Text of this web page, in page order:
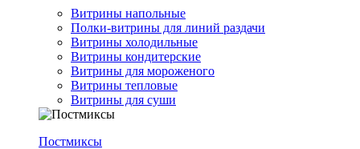
Витрины напольные
Полки-витрины для линий раздачи
Витрины холодильные
Витрины кондитерские
Витрины для мороженого
Витрины тепловые
Витрины для суши
Постмиксы